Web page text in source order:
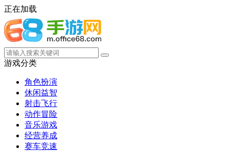
正在加载
游戏分类
角色扮演
休闲益智
射击飞行
动作冒险
音乐游戏
经营养成
赛车竞速